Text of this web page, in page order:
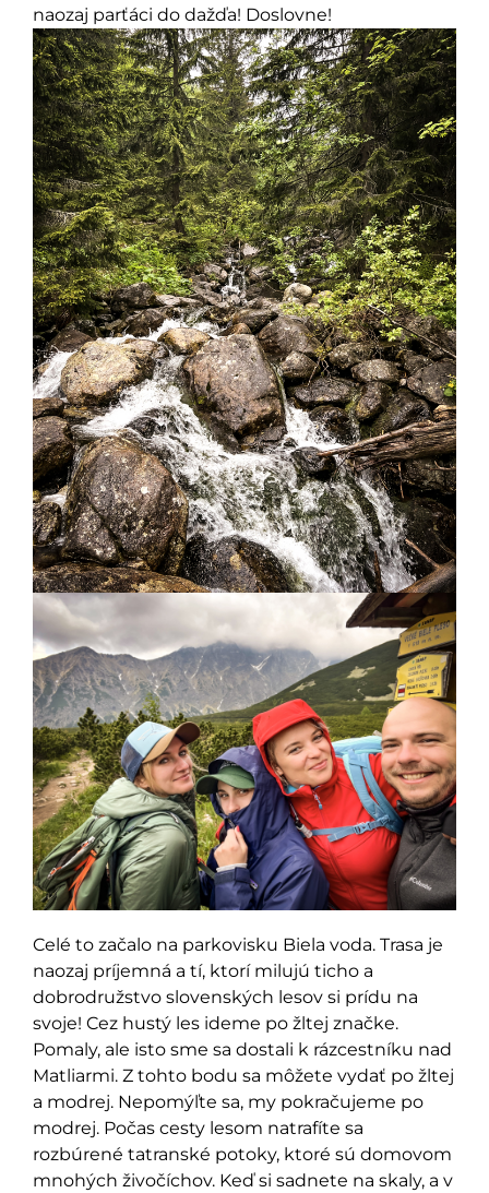
naozaj parťáci do dažďa! Doslovne!
Celé to začalo na parkovisku Biela voda. Trasa je
naozaj príjemná a tí, ktorí milujú ticho a
dobrodružstvo slovenských lesov si prídu na
svoje! Cez hustý les ideme po žltej značke.
Pomaly, ale isto sme sa dostali k rázcestníku nad
Matliarmi. Z tohto bodu sa môžete vydať po žltej
a modrej. Nepomýľte sa, my pokračujeme po
modrej. Počas cesty lesom natrafíte sa
rozbúrené tatranské potoky, ktoré sú domovom
mnohých živočíchov. Keď si sadnete na skaly, a v